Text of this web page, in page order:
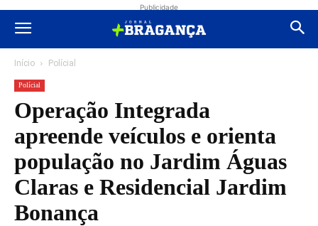
Publicidade
Início Polícial
Polícial
Operação Integrada
apreende veículos e orienta
população no Jardim Águas
Claras e Residencial Jardim
Bonança